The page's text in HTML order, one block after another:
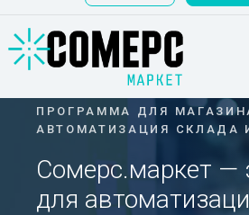
ПРОГРАММА ДЛЯ
АВТОМАТИЗАЦИЯ СКЛАДА
Сомерс.маркет —
для